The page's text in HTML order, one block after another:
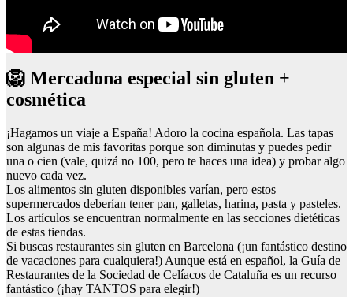
🦁 Mercadona especial sin gluten +
cosmética
¡Hagamos un viaje a España! Adoro la cocina española. Las tapas
son algunas de mis favoritas porque son diminutas y puedes pedir
una o cien (vale, quizá no 100, pero te haces una idea) y probar algo
nuevo cada vez.
Los alimentos sin gluten disponibles varían, pero estos
supermercados deberían tener pan, galletas, harina, pasta y pasteles.
Los artículos se encuentran normalmente en las secciones dietéticas
de estas tiendas.
Si buscas restaurantes sin gluten en Barcelona (¡un fantástico destino
de vacaciones para cualquiera!) Aunque está en español, la Guía de
Restaurantes de la Sociedad de Celíacos de Cataluña es un recurso
fantástico (¡hay TANTOS para elegir!)